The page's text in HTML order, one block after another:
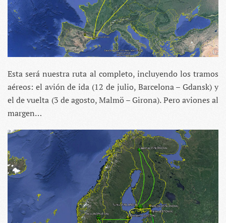
Esta será nuestra ruta al completo, incluyendo los tramos
aéreos: el avión de ida (12 de julio, Barcelona – Gdansk) y
el de vuelta (3 de agosto, Malmö – Girona). Pero aviones al
margen…